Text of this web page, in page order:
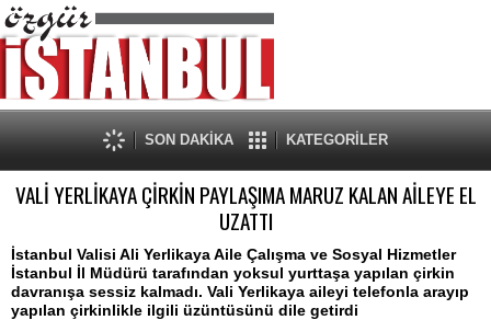
SON DAKİKA KATEGORİLER
VALİ YERLİKAYA ÇİRKİN PAYLAŞIMA MARUZ KALAN AİLEYE EL
UZATTI
İstanbul Valisi Ali Yerlikaya Aile Çalışma ve Sosyal Hizmetler
İstanbul İl Müdürü tarafından yoksul yurttaşa yapılan çirkin
davranışa sessiz kalmadı. Vali Yerlikaya aileyi telefonla arayıp
yapılan çirkinlikle ilgili üzüntüsünü dile getirdi